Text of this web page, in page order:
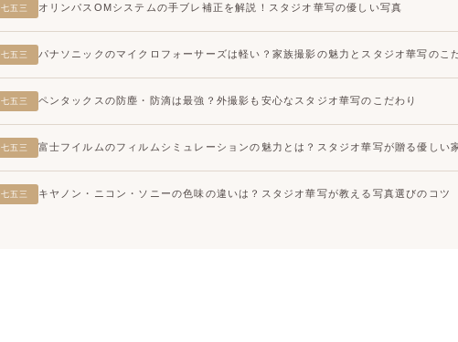
七五三 オリンパスOMシステムの手ブレ補正を解説！スタジオ華写の優しい写真
七五三 パナソニックのマイクロフォーサーズは軽い？家族撮影の魅力とスタジオ華写のこ
七五三 ペンタックスの防塵・防滴は最強？外撮影も安心なスタジオ華写のこだわり
七五三 富士フイルムのフィルムシミュレーションの魅力とは？スタジオ華写が贈る優しい
七五三 キヤノン・ニコン・ソニーの色味の違いは？スタジオ華写が教える写真選びのコツ